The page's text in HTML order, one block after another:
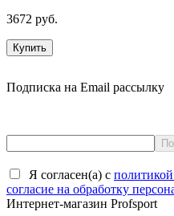
3672 руб.
Купить
Подписка на Email рассылку
Я согласен(a) с
согласие на обработку
Интернет-магазин Profsport